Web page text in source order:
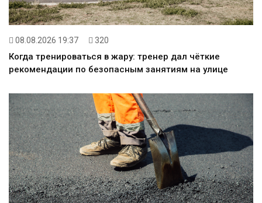
08.08.2026 19:37 320
Когда тренироваться в жару: тренер дал чёткие
рекомендации по безопасным занятиям на улице